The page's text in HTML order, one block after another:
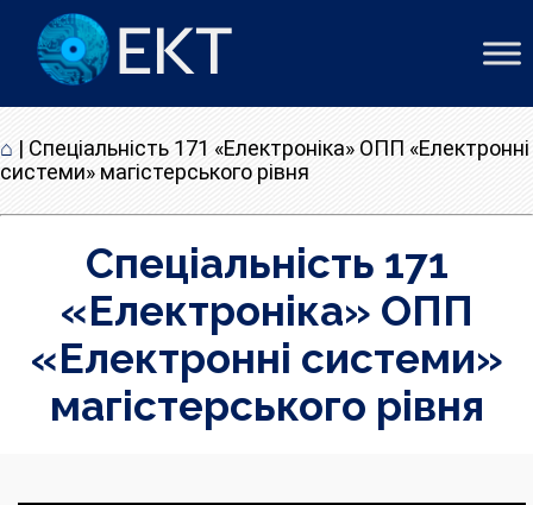
⌂ | Спеціальність 171 «Електроніка» ОПП «Електронні
системи» магістерського рівня
Спеціальність 171
«Електроніка» ОПП
«Електронні системи»
магістерського рівня